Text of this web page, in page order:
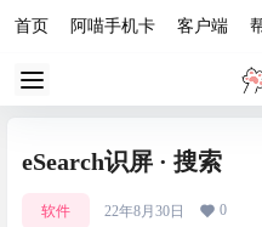
首页 阿喵手机卡 客户端
eSearch识屏 · 搜索
软件 22年8月30日 0